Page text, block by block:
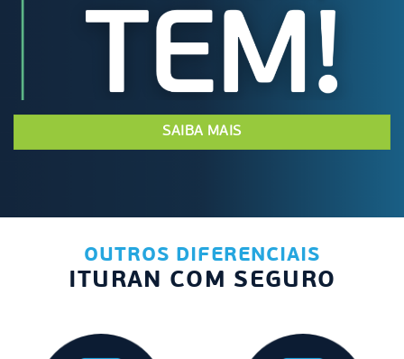
SAIBA MAIS
OUTROS DIFERENCIAIS
ITURAN COM SEGURO